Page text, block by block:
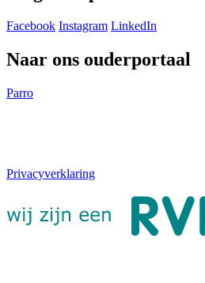
Facebook Instagram LinkedIn
Naar ons ouderportaal
Parro
Privacyverklaring